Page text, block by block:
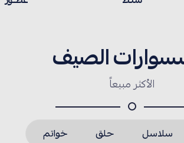
الصيف
الأكثر مبيعاً
سلاسل حلق خواتم